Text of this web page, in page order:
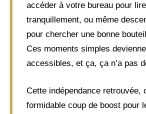
accéder à votre bureau pour lire
tranquillement, ou même
pour chercher une bonne
Ces moments simples
accessibles, et ça, ça n’a pas
Cette indépendance retrouvée,
formidable coup de boost pour